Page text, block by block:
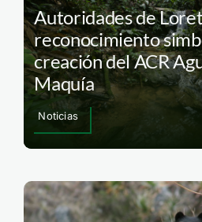
Autoridades de
reconocimiento
creación del ACR
Maquía
Noticias